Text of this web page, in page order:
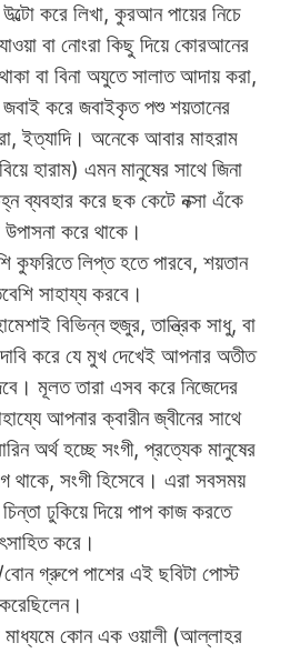
করে লিখা, কুরআন পায়ের নিচে
বা নোংরা কিছু দিয়ে কোরআনের
বা বিনা অযুতে সালাত আদায় করা,
জবাই করে জবাইকৃত পশু শয়তানের
ইত্যাদি। অনেকে আবার মাহরাম
হারাম) এমন মানুষের সাথে জিনা
ব্যবহার করে ছক কেটে নক্সা এঁকে
উপাসনা করে থাকে।
কুফরিতে লিপ্ত হতে পারবে, শয়তান
সাহায্য করবে।
বিভিন্ন হুজুর, তান্ত্রিক সাধু, বা
দাবি করে যে মুখ দেখেই আপনার অতীত
মূলত তারা এসব করে নিজেদের
আপনার ক্বারীন জ্বীনের সাথে
অর্থ হচ্ছে সংগী, প্রত্যেক মানুষের
থাকে, সংগী হিসেবে। এরা সবসময়
ঢুকিয়ে দিয়ে পাপ কাজ করতে
করে।
গ্রুপে পাশের এই ছবিটা পোস্ট
করেছিলেন।
মাধ্যমে কোন এক ওয়ালী (আল্লাহর